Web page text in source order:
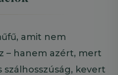
amit nem
– hanem azért, mert
kevert